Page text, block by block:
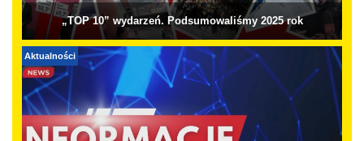
„TOP 10” wydarzeń. Podsumowaliśmy 2025 rok
Aktualności